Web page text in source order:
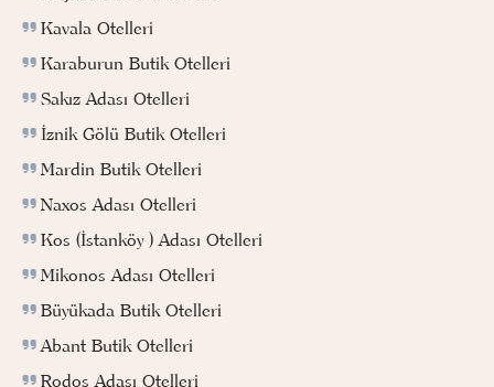
Kavala Otelleri
Karaburun Butik Otelleri
Sakız Adası Otelleri
İznik Gölü Butik Otelleri
Mardin Butik Otelleri
Naxos Adası Otelleri
Kos (İstanköy ) Adası Otelleri
Mikonos Adası Otelleri
Büyükada Butik Otelleri
Abant Butik Otelleri
Rodos Adası Otelleri